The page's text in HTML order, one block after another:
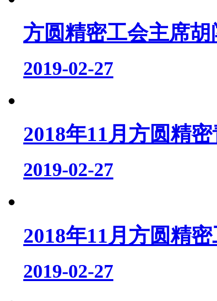
方圆精密工会主席
2019-02-27
2018年11月方圆精
2019-02-27
2018年11月方圆精
2019-02-27